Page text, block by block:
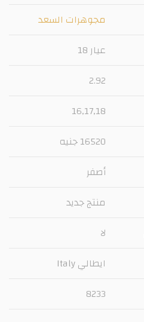
مجوهرات السعد
عيار 18
2.92
16,17,18
16520 جنيه
أصفر
منتج جديد
لا
ايطالي Italy
8233